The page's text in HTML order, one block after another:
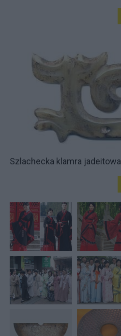
Szlachecka klamra jadeitowa